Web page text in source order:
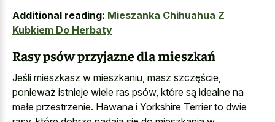
Additional reading: Mieszanka Chihuahua Z
Kubkiem Do Herbaty
Rasy psów przyjazne dla mieszkań
Jeśli mieszkasz w mieszkaniu, masz szczęście,
ponieważ istnieje wiele ras psów, które są idealne na
małe przestrzenie. Hawana i Yorkshire Terrier to dwie